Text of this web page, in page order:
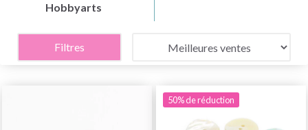
Hobbyarts
Filtres
50% de réduction